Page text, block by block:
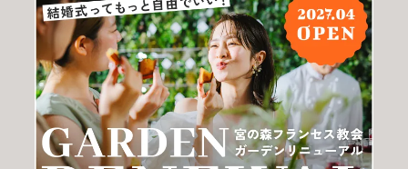
ブライダルフェア
ニュース
パーティレポート